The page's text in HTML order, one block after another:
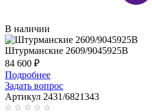
В наличии
Штурманские 2609/9045925B
84 600 ₽
Подробнее
Задать вопрос
Артикул 2431/6821343